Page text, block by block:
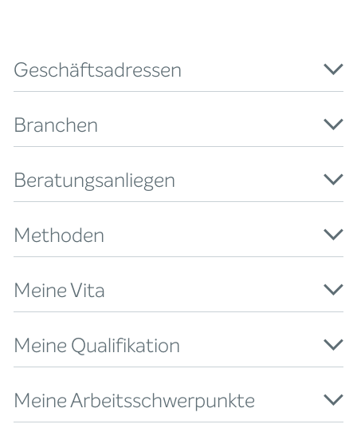
Geschäftsadressen
Branchen
Beratungsanliegen
Methoden
Meine Vita
Meine Qualifikation
Meine Arbeitsschwerpunkte